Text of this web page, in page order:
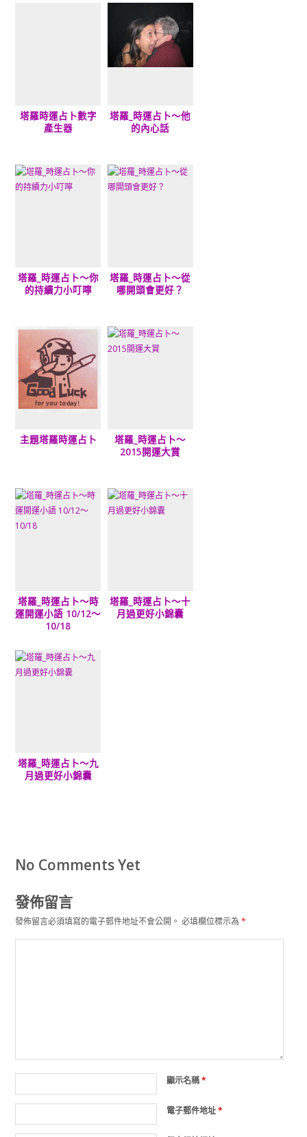
塔羅時運占卜數字
產生器
塔羅_時運占卜～他
的內心話
塔羅_時運占卜～你
的持續力小叮嚀
塔羅_時運占卜～從
哪開頭會更好？
主題塔羅時運占卜
塔羅_時運占卜～
2015開運大賞
塔羅_時運占卜～時
運開運小語 10/12～
10/18
塔羅_時運占卜～十
月過更好小錦囊
塔羅_時運占卜～九
月過更好小錦囊
No Comments Yet
發佈留言
發佈留言必須填寫的電子郵件地址不會公開。 必填欄位標示為*
顯示名稱*
電子郵件地址*